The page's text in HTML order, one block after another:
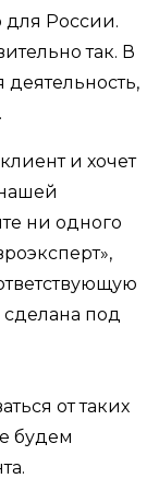
для России.
так. В
и хочет
ни одного
под
от таких
будем